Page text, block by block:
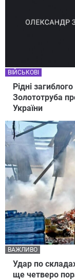
Рідні
Золототруба
України
ВІЙСЬКОВІ
Удар по
ще четверо
ВАЖЛИВО